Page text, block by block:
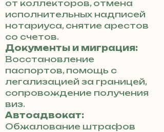
от коллекторов, отмена
исполнительных надписей
нотариуса, снятие арестов
со счетов.
Документы и миграция:
Восстановление
паспортов, помощь с
легализацией за границей,
сопровождение получения
виз.
Автоадвокат:
Обжалование штрафов